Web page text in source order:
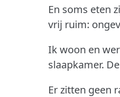
En soms eten
vrij ruim:
Ik woon en
slaapkamer.
Er zitten geen